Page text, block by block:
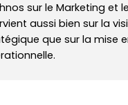
sur le Marketing et
aussi bien sur la
que sur la mise